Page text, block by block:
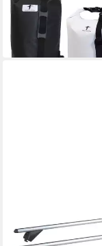
6,95 €
in 2-3 Werktagen bei
Dachträger